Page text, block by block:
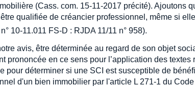
(Cass. com. 15-11-2017 précité). Ajoutons
qualifiée de créancier professionnel, même si
10-11.011 FS-D : RJDA 11/11 n° 958).
avis, être déterminée au regard de son objet
prononcée en ce sens pour l’application des textes
pour déterminer si une SCI est susceptible de
d'un bien immobilier par l'article L 271-1 du